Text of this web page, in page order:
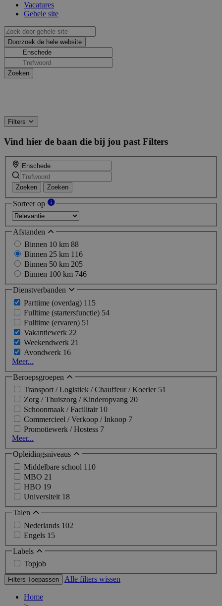
Vacatures
Gehele site
Filters
Vind hier de baan die bij jou past Filters
Zoeken Zoeken
Sorteer op
Afstanden
Binnen 10 km 88
Binnen 25 km 116
Binnen 50 km 205
Binnen 100 km 746
Dienstverbanden
Parttime (overdag) 115
Fulltime (startersfunctie) 54
Fulltime (ervaren) 51
Vakantiewerk 22
Weekendwerk 21
Avondwerk 16
Meer...
Beroepsgroepen
Transport / Logistiek / Chauffeur / Koerier 51
Zorg / Thuiszorg / Kinderopvang 20
Schoonmaak / Facilitair 10
Commercieel / Verkoop / Inkoop 7
Promotiewerk / Hostess 7
Meer...
Opleidingsniveaus
Middelbare school 110
MBO 21
HBO 19
Universiteit 18
Talen
Nederlands 102
Engels 15
Labels
Topjob
Filters Toepassen Alle filters wissen
Home